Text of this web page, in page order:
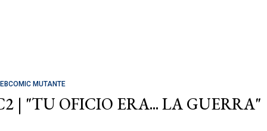
MUTANTE
| "TU OFICIO ERA... LA GUERRA"